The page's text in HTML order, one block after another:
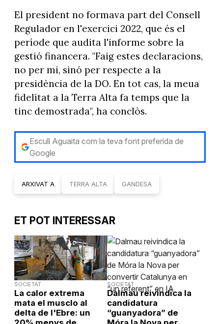
El president no formava part del Consell
Regulador en l'exercici 2022, que és el
període que audita l'informe sobre la
gestió financera. "Faig estes declaracions,
no per mi, sinó per respecte a la
presidència de la DO. En tot cas, la meua
fidelitat a la Terra Alta fa temps que la
tinc demostrada", ha conclòs.
Escull Aguaita com la teva font preferida de
Google
ARXIVAT A TERRA ALTA GANDESA
ET POT INTERESSAR
SOCIETAT
La calor extrema
mata el musclo al
delta de l'Ebre: un
SOCIETAT
Dalmau reivindica la
candidatura
“guanyadora” de